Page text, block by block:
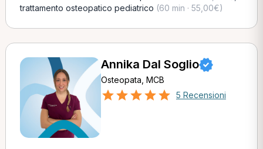
trattamento osteopatico pediatrico (60 min · 55,00€)
Annika Dal Soglio
Osteopata, MCB
5 Recensioni